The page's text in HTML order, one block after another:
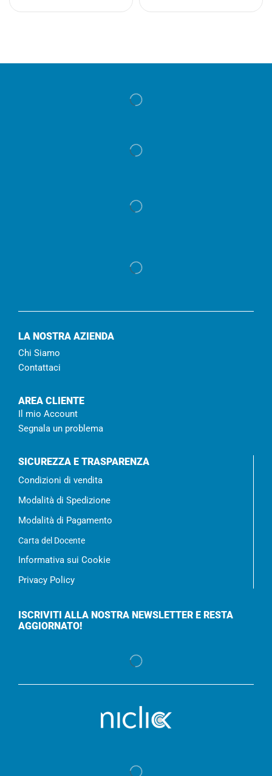
LA NOSTRA AZIENDA
Chi Siamo
Contattaci
AREA CLIENTE
Il mio Account
Segnala un problema
SICUREZZA E TRASPARENZA
Condizioni di vendita
Modalità di Spedizione
Modalità di Pagamento
Carta del Docente
Informativa sui Cookie
Privacy Policy
ISCRIVITI ALLA NOSTRA NEWSLETTER E RESTA
AGGIORNATO!